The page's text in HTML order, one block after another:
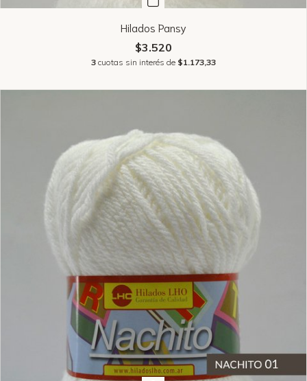
Hilados Pansy
$3.520
3 cuotas sin interés de $1.173,33